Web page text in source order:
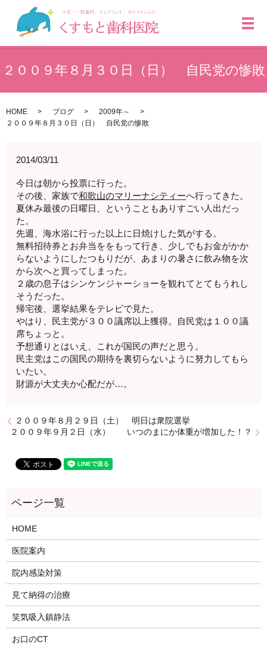
メ
２００９年８月３０日（日） 自民党の惨敗
HOME ブログ
2009年～
２００９年８月３０日（日） 自民党の惨敗
2014/03/11
今日は朝から投票に行った。
その後、家族で和歌山のマリーナシティーへ行ってきた。
夏休み最後の日曜日、ということもありすごい人出だっ
た。
先週、海水浴に行った以上に日焼けした気がする。
無料招待券とお弁当ををもって行き、少しでもお金がかか
らないようにしたつもりだが、あまりの暑さに飲み物を次
から次へと買ってしまった。
２歳の息子はシンケンジャーショーを観れてとてもうれし
そうだった。
帰宅後、選挙結果をテレビで見た。
やはり、民主党が３００議席以上獲得。自民党は１００議
席ちょっと。
予想通りとはいえ、これが国民の声だと思う。
民主党はこの国民の期待を裏切らないように努力してもら
いたい。
財源が大丈夫か心配だが…。
２００９年８月２９日（土） 明日は衆院選挙
２００９年９月２日（水） いつのまにか体重が増加した！？
HOME
医院案内
院内感染対策
見て納得の治療
笑気吸入鎮静法
お口のCT